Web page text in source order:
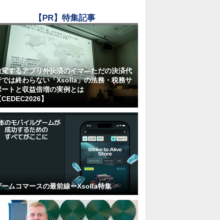
【PR】特集記事
変するアプリ外決済のイマ―ただの決済代
では終わらない「Xsolla」の法務・税務サ
ートと収益倍増の実例とは
】
ームコマースの最前線ーXsolla特集